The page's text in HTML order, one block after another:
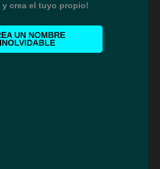
y crea el tuyo propio!
UN NOMBRE
INOLVIDABLE